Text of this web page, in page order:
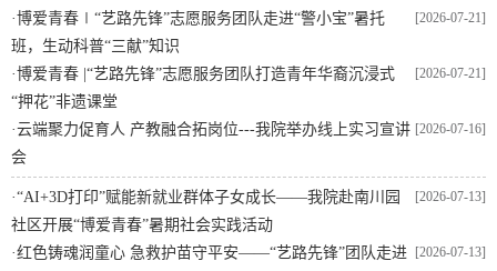
[2026-07-21]
·博爱青春∣“艺路先锋”志愿服务团队走进“警小宝”暑托
班，生动科普“三献”知识
[2026-07-21]
·博爱青春 |“艺路先锋”志愿服务团队打造青年华裔沉浸式
“押花”非遗课堂
[2026-07-16]
·云端聚力促育人 产教融合拓岗位---我院举办线上实习宣讲
会
[2026-07-13]
·“AI+3D打印”赋能新就业群体子女成长——我院赴南川园
社区开展“博爱青春”暑期社会实践活动
[2026-07-13]
·​红色铸魂润童心 急救护苗守平安——“艺路先锋”团队走进